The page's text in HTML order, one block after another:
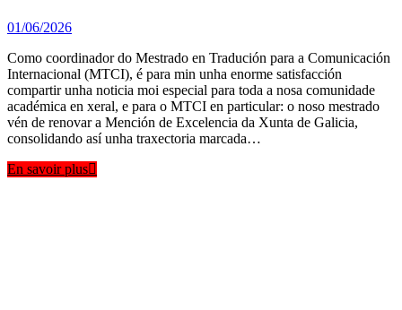
01/06/2026
Como coordinador do Mestrado en Tradución para a Comunicación
Internacional (MTCI), é para min unha enorme satisfacción
compartir unha noticia moi especial para toda a nosa comunidade
académica en xeral, e para o MTCI en particular: o noso mestrado
vén de renovar a Mención de Excelencia da Xunta de Galicia,
consolidando así unha traxectoria marcada…
En savoir plus